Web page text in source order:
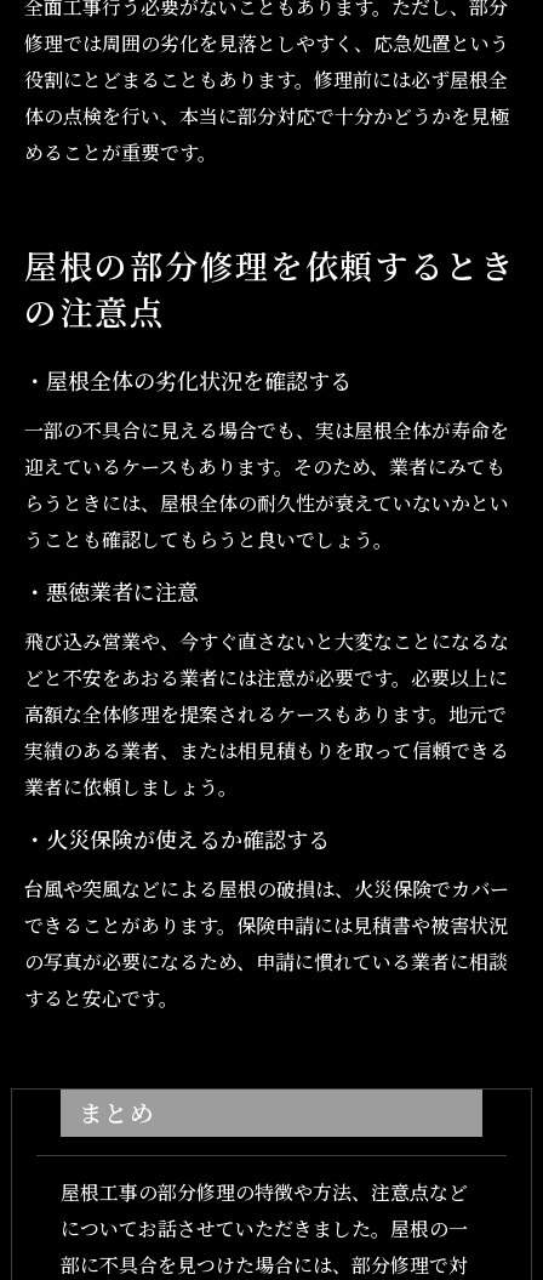
全面工事行う必要がないこともあります。ただし、部分
修理では周囲の劣化を見落としやすく、応急処置という
役割にとどまることもあります。修理前には必ず屋根全
体の点検を行い、本当に部分対応で十分かどうかを見極
めることが重要です。
屋根の部分修理を依頼するとき
の注意点
・屋根全体の劣化状況を確認する
一部の不具合に見える場合でも、実は屋根全体が寿命を
迎えているケースもあります。そのため、業者にみても
らうときには、屋根全体の耐久性が衰えていないかとい
うことも確認してもらうと良いでしょう。
・悪徳業者に注意
飛び込み営業や、今すぐ直さないと大変なことになるな
どと不安をあおる業者には注意が必要です。必要以上に
高額な全体修理を提案されるケースもあります。地元で
実績のある業者、または相見積もりを取って信頼できる
業者に依頼しましょう。
・火災保険が使えるか確認する
台風や突風などによる屋根の破損は、火災保険でカバー
できることがあります。保険申請には見積書や被害状況
の写真が必要になるため、申請に慣れている業者に相談
すると安心です。
まとめ
屋根工事の部分修理の特徴や方法、注意点など
についてお話させていただきました。屋根の一
部に不具合を見つけた場合には、部分修理で対